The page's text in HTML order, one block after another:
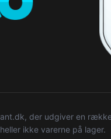
der udgiver en
ikke varerne på lager.